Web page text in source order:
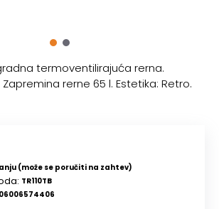
termoventilirajuća rerna.
rerne 65 l. Estetika: Retro.
(može se poručiti na zahtev)
TR110TB